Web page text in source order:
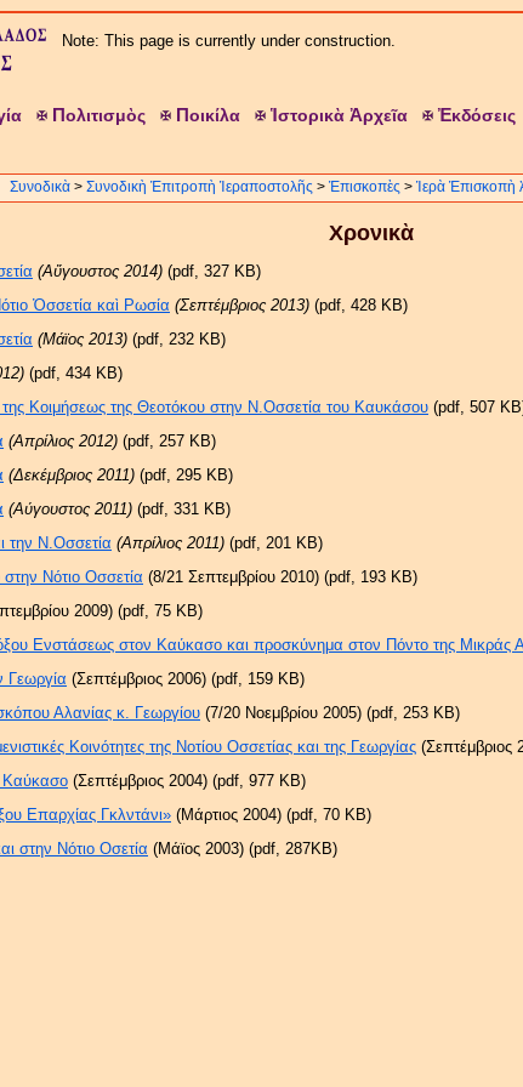
Note: This page is currently under construction.
Πολιτισμὸς Ποικίλα Ἱστορικὰ Ἀρχεῖα Ἐκδόσεις
Συνοδικὰ> Συνοδικὴ Ἐπιτροπὴ Ἱεραποστολῆς > Ἐπισκοπὲς > Ἱερὰ Ἐπισκοπὴ
Χρονικὰ
(Αὔγουστος 2014) (pdf, 327 KB)
Ὀσσετία καὶ Ρωσία (Σεπτέμβριος 2013) (pdf, 428 KB)
(Μάϊος 2013) (pdf, 232 KB)
(pdf, 434 KB)
της Κοιμήσεως της Θεοτόκου στην Ν.Οσσετία του Καυκάσου (pdf, 507
(Απρίλιος 2012) (pdf, 257 KB)
(Δεκέμβριος 2011) (pdf, 295 KB)
(Αύγουστος 2011) (pdf, 331 KB)
την Ν.Οσσετία (Απρίλιος 2011) (pdf, 201 KB)
Νότιο Οσσετία (8/21 Σεπτεμβρίου 2010) (pdf, 193 KB)
2009) (pdf, 75 KB)
Ενστάσεως στον Καύκασο και προσκύνημα στον Πόντο της Μικράς
Γεωργία (Σεπτέμβριος 2006) (pdf, 159 KB)
Αλανίας κ. Γεωργίου (7/20 Νοεμβρίου 2005) (pdf, 253 KB)
Κοινότητες της Νοτίου Οσσετίας και της Γεωργίας
Καύκασο (Σεπτέμβριος 2004) (pdf, 977 KB)
Επαρχίας Γκλντάνι» (Μάρτιος 2004) (pdf, 70 KB)
στην Νότιο Οσετία (Μάϊος 2003) (pdf, 287KB)